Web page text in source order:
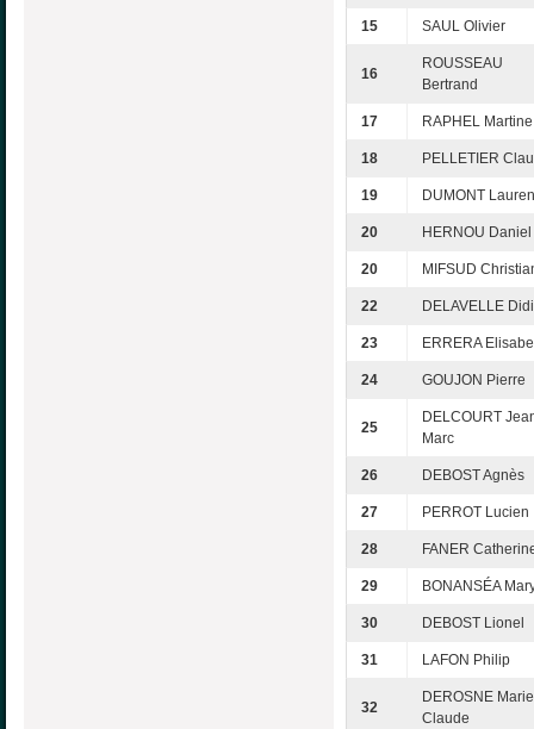
15 SAUL Olivier
16
ROUSSEAU
Bertrand
17 RAPHEL Martine
18 PELLETIER
19 DUMONT
20 HERNOU Daniel
20 MIFSUD
22 DELAVELLE
23 ERRERA
24 GOUJON Pierre
25
DELCOURT
Marc
26 DEBOST Agnès
27 PERROT Lucien
28 FANER
29 BONANSÉA
30 DEBOST Lionel
31 LAFON Philip
32
DEROSNE
Claude